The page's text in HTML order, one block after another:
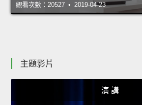
觀看次數：20527 • 2019-04-23
主題影片
演 講